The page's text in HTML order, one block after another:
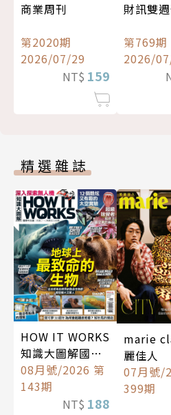
商業周刊
第2020期
2026/07/29
NT$ 159
財訊雙
第769期
2026/
精選雜誌
HOW IT WORKS
知識大圖解國際
中文版
08月號/2026 第
143期
NT$ 188
marie
麗佳人
07月號/
399期